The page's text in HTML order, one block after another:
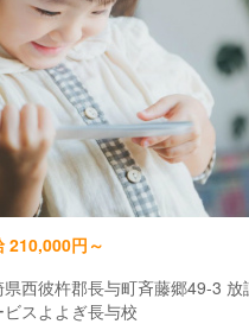
210,000円～
県西彼杵郡長与町斉藤郷49-3 放
ビスよよぎ長与校